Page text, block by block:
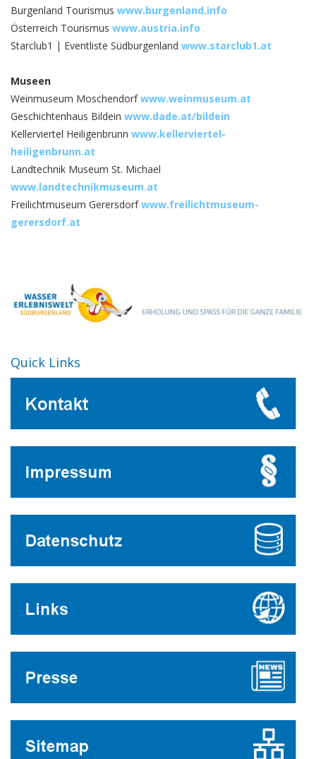
Burgenland Tourismus www.burgenland.info
Österreich Tourismus www.austria.info
Starclub1 | Eventliste Südburgenland www.starclub1.at
Museen
Weinmuseum Moschendorfwww.weinmuseum.at
Geschichtenhaus Bildein www.dade.at/bildein
Kellerviertel Heiligenbrunn www.kellerviertel-
heiligenbrunn.at
Landtechnik Museum St. Michael
www.landtechnikmuseum.at
Freilichtmuseum Gerersdorfwww.freilichtmuseum-
gerersdorf.at
Quick Links